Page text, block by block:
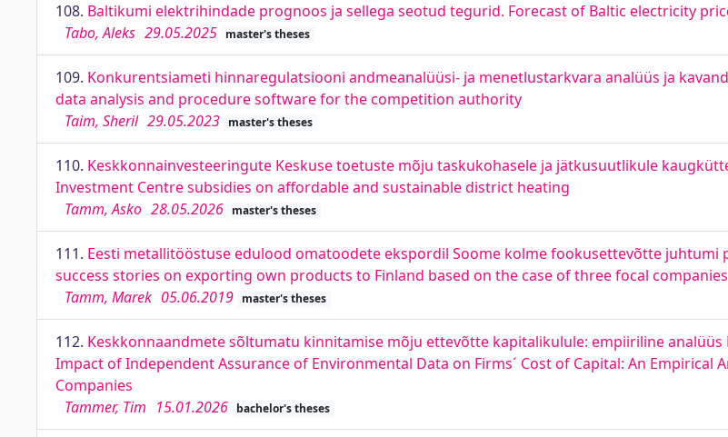
108. Baltikumi elektrihindade prognoos ja sellega seotud tegurid. Forecast of Baltic electricity
Tabo, Aleks 29.05.2025 master's theses
109. Konkurentsiameti hinnaregulatsiooni andmeanalüüsi- ja menetlustarkvara analüüs ja
data analysis and procedure software for the competition authority
Taim, Sheril 29.05.2023 master's theses
110. Keskkonnainvesteeringute Keskuse toetuste mõju taskukohasele ja jätkusuutlikule
Investment Centre subsidies on affordable and sustainable district heating
Tamm, Asko 28.05.2026 master's theses
111. Eesti metallitööstuse edulood omatoodete ekspordil Soome kolme fookusettevõtte juhtumi
success stories on exporting own products to Finland based on the case of three focal companies
Tamm, Marek 05.06.2019 master's theses
112. Keskkonnaandmete sõltumatu kinnitamise mõju ettevõtte kapitalikulule: empiiriline
Impact of Independent Assurance of Environmental Data on Firms´ Cost of Capital: An Empirical
Companies
Tammer, Tim 15.01.2026 bachelor's theses